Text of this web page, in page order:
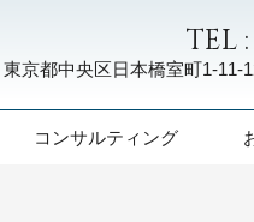
TEL
東京都中央区日本橋室町1-11-
コンサルティング